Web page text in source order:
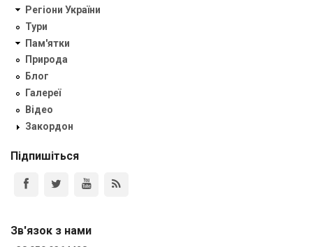
Регіони України
Тури
Пам'ятки
Природа
Блог
Галереї
Відео
Закордон
Підпишіться
Зв'язок з нами